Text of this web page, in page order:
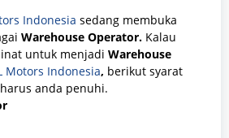
Indonesia sedang membuka
Warehouse Operator. Kalau
untuk menjadi Warehouse
Motors Indonesia, berikut syarat
anda penuhi.